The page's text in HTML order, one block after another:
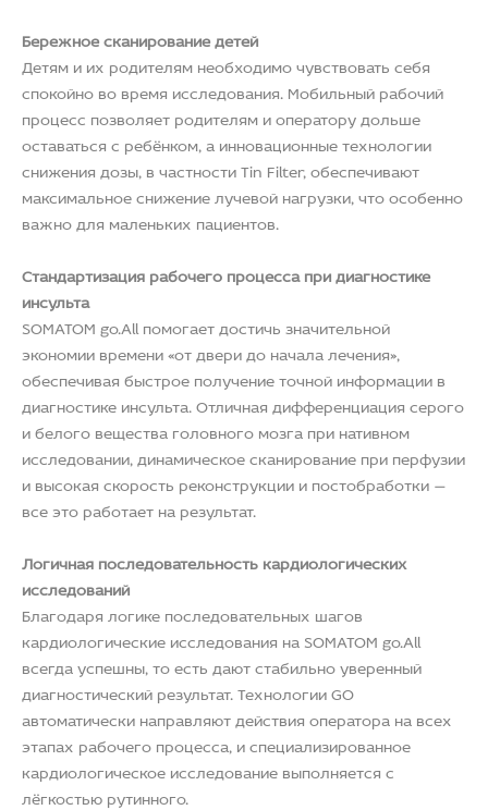
Бережное сканирование детей
Детям и их родителям необходимо чувствовать себя
спокойно во время исследования. Мобильный рабочий
процесс позволяет родителям и оператору дольше
оставаться с ребёнком, а инновационные технологии
снижения дозы, в частности Tin Filter, обеспечивают
максимальное снижение лучевой нагрузки, что особенно
важно для маленьких пациентов.
Стандартизация рабочего процесса при диагностике
инсульта
SOMATOM go.All помогает достичь значительной
экономии времени «от двери до начала лечения»,
обеспечивая быстрое получение точной информации в
диагностике инсульта. Отличная дифференциация серого
и белого вещества головного мозга при нативном
исследовании, динамическое сканирование при перфузии
и высокая скорость реконструкции и постобработки —
все это работает на результат.
Логичная последовательность кардиологических
исследований
Благодаря логике последовательных шагов
кардиологические исследования на SOMATOM go.All
всегда успешны, то есть дают стабильно уверенный
диагностический результат. Технологии GO
автоматически направляют действия оператора на всех
этапах рабочего процесса, и специализированное
кардиологическое исследование выполняется с
лёгкостью рутинного.